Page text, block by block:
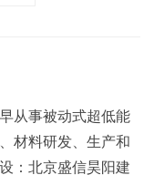
从事被动式超低能
材料研发、生产和
：北京盛信昊阳建